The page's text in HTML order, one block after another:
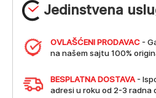
Jedinstvena
OVLAŠĆENI PRODAVAC -
na našem sajtu 100%
BESPLATNA DOSTAVA -
adresi u roku od 2-3 radna